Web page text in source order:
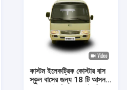
কাস্টম ইলেকট্রিক কোস্টার বাস
স্কুল বাসের জন্য 18 টি আসন